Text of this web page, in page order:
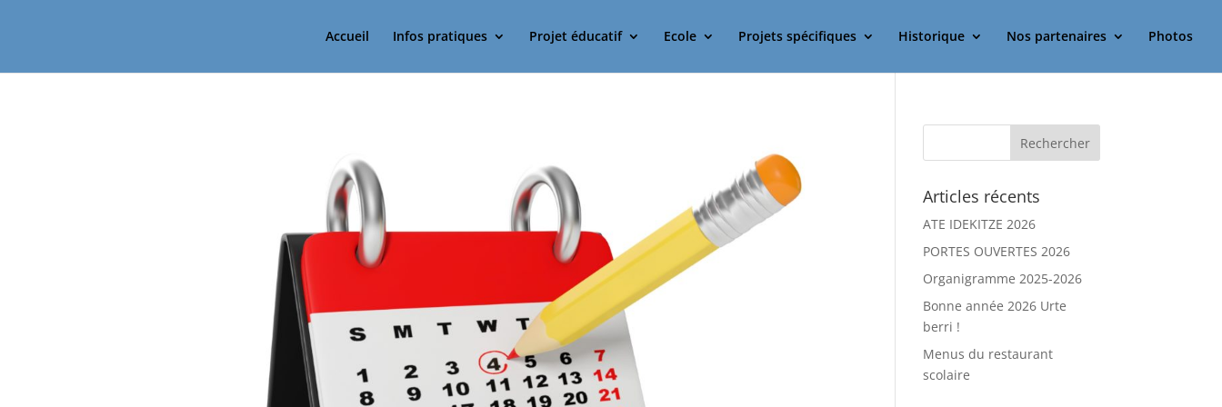
Accueil Infos pratiques Projet éducatif Ecole Projets spécifiques Historique Nos partenaires Photos
Articles récents
ATE IDEKITZE 2026
PORTES OUVERTES 2026
Organigramme 2025-2026
Bonne année 2026 Urte
berri !
Menus du restaurant
scolaire